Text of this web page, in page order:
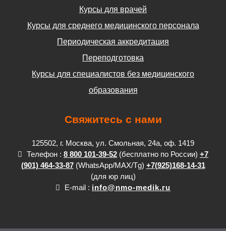
Курсы для врачей
Курсы для среднего медицинского персонала
Периодическая аккредитация
Переподготовка
Курсы для специалистов без медицинского
образования
Свяжитесь с нами
125502, г. Москва, ул. Смольная, 24а, оф. 1419
Телефон : 8 800 101-39-52 (бесплатно по России) +7
(901) 464-33-87(WhatsApp/MAX/Tg) +7(925)168-14-31
(для юр лиц)
E-mail : info@nmo-medik.ru